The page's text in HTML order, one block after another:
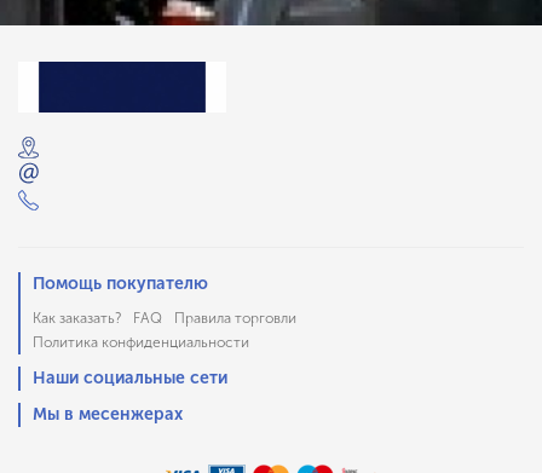
Помощь покупателю
Как заказать? FAQ
Правила торговли
Политика конфиденциальности
Наши социальные сети
Мы в месенжерах